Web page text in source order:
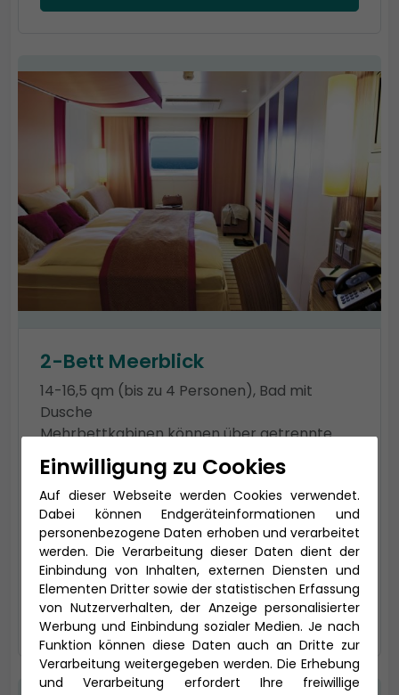
2-Bett Meerblick
14-16,5 qm (bis zu 4 Personen), Bad mit
Dusche
Mehrbettkabinen können über getrennte
Betten verfügen.
Kabinentyp: Außen
Kategorie: MA
Tarif: Premium
2.495 € *
auswählen
Einwilligung zu Cookies
Auf dieser Webseite werden Cookies verwendet.
Dabei können Endgeräteinformationen und
personenbezogene Daten erhoben und verarbeitet
werden. Die Verarbeitung dieser Daten dient der
Einbindung von Inhalten, externen Diensten und
Elementen Dritter sowie der statistischen Erfassung
von Nutzerverhalten, der Anzeige personalisierter
Werbung und Einbindung sozialer Medien. Je nach
Funktion können diese Daten auch an Dritte zur
Verarbeitung weitergegeben werden. Die Erhebung
und Verarbeitung erfordert Ihre freiwillige